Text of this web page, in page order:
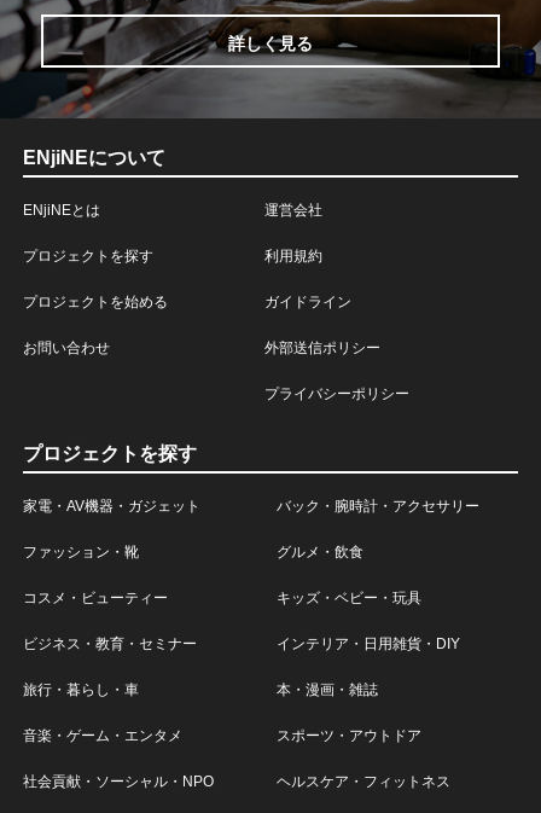
詳しく見る
ENjiNEについて
ENjiNEとは
プロジェクトを探す
プロジェクトを始める
お問い合わせ
運営会社
利用規約
ガイドライン
外部送信ポリシー
プライバシーポリシー
プロジェクトを探す
家電・AV機器・ガジェット バック・腕時計・アクセサリー
ファッション・靴 グルメ・飲食
コスメ・ビューティー キッズ・ベビー・玩具
ビジネス・教育・セミナー インテリア・日用雑貨・DIY
旅行・暮らし・車 本・漫画・雑誌
音楽・ゲーム・エンタメ スポーツ・アウトドア
社会貢献・ソーシャル・NPO ヘルスケア・フィットネス